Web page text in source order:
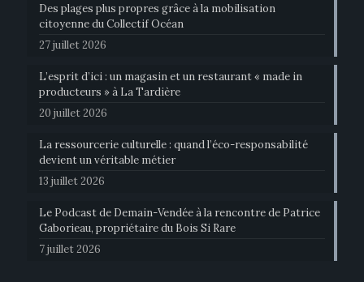
Des plages plus propres grâce à la mobilisation
citoyenne du Collectif Océan
27 juillet 2026
L’esprit d’ici : un magasin et un restaurant « made in
producteurs » à La Tardière
20 juillet 2026
La ressourcerie culturelle : quand l’éco-responsabilité
devient un véritable métier
13 juillet 2026
Le Podcast de Demain-Vendée à la rencontre de Patrice
Gaborieau, propriétaire du Bois Si Rare
7 juillet 2026